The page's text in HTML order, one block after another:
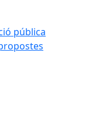
pública